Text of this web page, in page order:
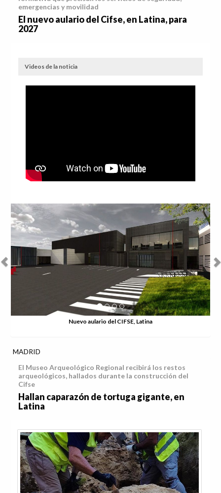
emergencias y movilidad
El nuevo aulario del Cifse, en Latina, para
2027
Videos de la noticia
Nuevo aulario del CIFSE, Latina
Anterior
MADRID
El Museo Arqueológico Regional recibirá los restos
arqueológicos, hallados durante la construcción del
Cifse
Hallan caparazón de tortuga gigante, en
Latina